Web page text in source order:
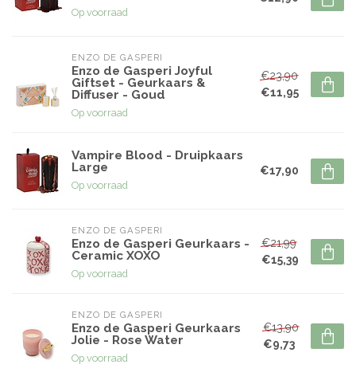
Op voorraad
ENZO DE GASPERI
Enzo de Gasperi Joyful
Giftset - Geurkaars &
Diffuser - Goud
Op voorraad
€23,90
€11,95
Vampire Blood - Druipkaars
Large
Op voorraad
€17,90
ENZO DE GASPERI
Enzo de Gasperi Geurkaars -
Ceramic XOXO
Op voorraad
€21,99
€15,39
ENZO DE GASPERI
Enzo de Gasperi Geurkaars
Jolie - Rose Water
Op voorraad
€13,90
€9,73